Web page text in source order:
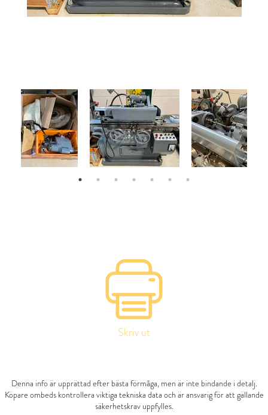
Skriv ut
Denna info är upprättad efter bästa förmåga, men är inte bindande i detalj.
Köpare ombeds kontrollera viktiga tekniska data och är ansvarig för att gällande
säkerhetskrav uppfylles.